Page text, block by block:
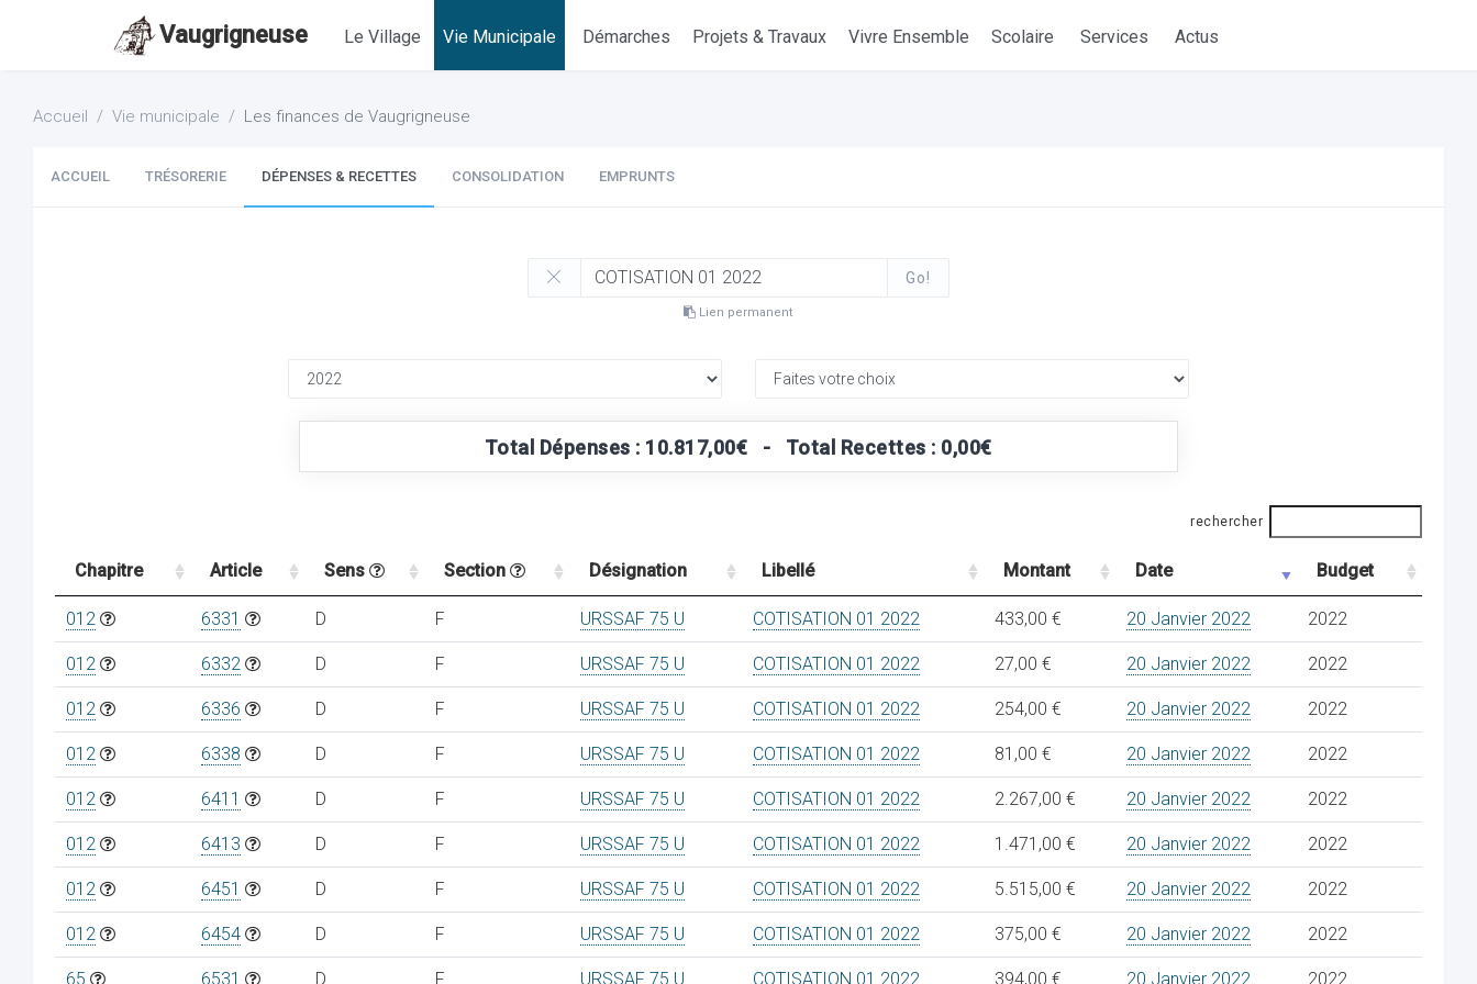
Vaugrigneuse Le Village Vie Municipale Démarches Projets & Travaux Vivre Ensemble Scolaire Services Actus
Accueil Vie municipale Les finances de Vaugrigneuse
ACCUEIL TRÉSORERIE DÉPENSES & RECETTES CONSOLIDATION EMPRUNTS
Go!
Lien permanent
Total Dépenses : 10.817,00€ - Total Recettes : 0,00€
rechercher
Chapitre Article Sens Section Désignation Libellé Montant Date Budget
012 6331 D F URSSAF 75 U COTISATION 01 2022 433,00 € 20 Janvier 2022 2022
012 6332 D F URSSAF 75 U COTISATION 01 2022 27,00 € 20 Janvier 2022 2022
012 6336 D F URSSAF 75 U COTISATION 01 2022 254,00 € 20 Janvier 2022 2022
012 6338 D F URSSAF 75 U COTISATION 01 2022 81,00 € 20 Janvier 2022 2022
012 6411 D F URSSAF 75 U COTISATION 01 2022 2.267,00 € 20 Janvier 2022 2022
012 6413 D F URSSAF 75 U COTISATION 01 2022 1.471,00 € 20 Janvier 2022 2022
012 6451 D F URSSAF 75 U COTISATION 01 2022 5.515,00 € 20 Janvier 2022 2022
012 6454 D F URSSAF 75 U COTISATION 01 2022 375,00 € 20 Janvier 2022 2022
65 6531 D F URSSAF 75 U COTISATION 01 2022 394,00 € 20 Janvier 2022 2022